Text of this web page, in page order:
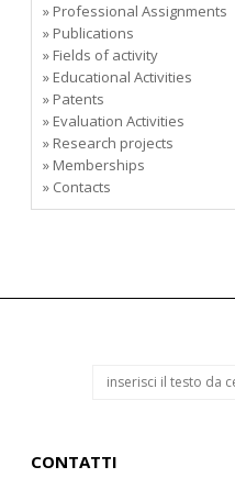
» Professional Assignments
» Publications
» Fields of activity
» Educational Activities
» Patents
» Evaluation Activities
» Research projects
» Memberships
» Contacts
CONTATTI